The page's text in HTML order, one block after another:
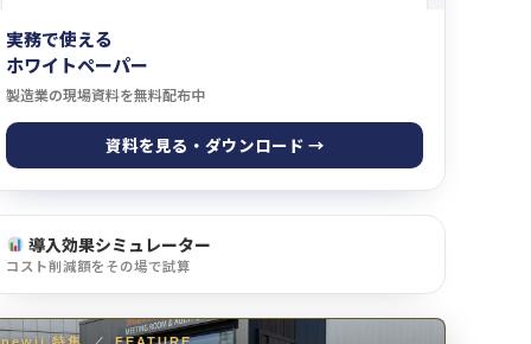
実務で使える
ホワイトペーパー
製造業の現場資料を無料配布中
資料を見る・ダウンロード →
導入効果シミュレーター
コスト削減額をその場で試算